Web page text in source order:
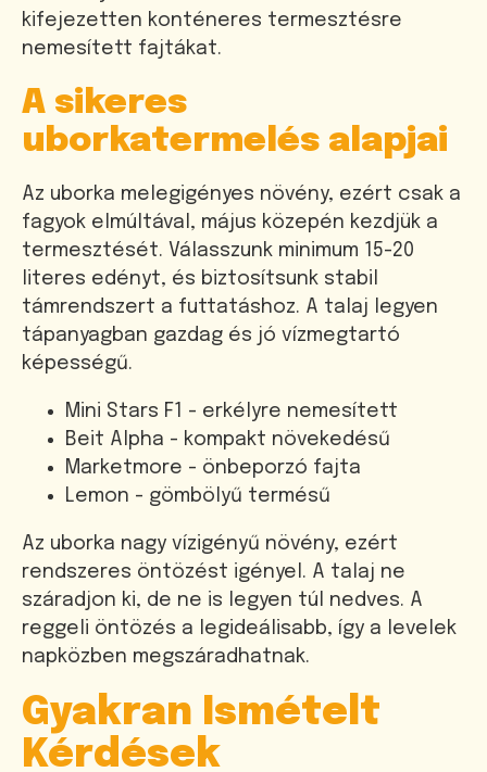
kifejezetten konténeres termesztésre
nemesített fajtákat.
A sikeres
uborkatermelés alapjai
Az uborka melegigényes növény, ezért csak a
fagyok elmúltával, május közepén kezdjük a
termesztését. Válasszunk minimum 15-20
literes edényt, és biztosítsunk stabil
támrendszert a futtatáshoz. A talaj legyen
tápanyagban gazdag és jó vízmegtartó
képességű.
Mini Stars F1 - erkélyre nemesített
Beit Alpha - kompakt növekedésű
Marketmore - önbeporzó fajta
Lemon - gömbölyű termésű
Az uborka nagy vízigényű növény, ezért
rendszeres öntözést igényel. A talaj ne
száradjon ki, de ne is legyen túl nedves. A
reggeli öntözés a legideálisabb, így a levelek
napközben megszáradhatnak.
Gyakran Ismételt
Kérdések